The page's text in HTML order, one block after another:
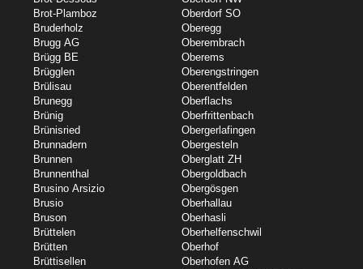
Brot-Plamboz
Bruderholz
Brugg AG
Brügg BE
Brügglen
Brülisau
Brunegg
Brünig
Brünisried
Brunnadern
Brunnen
Brunnenthal
Brusino Arsizio
Brusio
Bruson
Brüttelen
Brütten
Brüttisellen
Oberdorf SO
Oberegg
Oberembrach
Oberems
Oberengstringen
Oberentfelden
Oberflachs
Oberfrittenbach
Obergerlafingen
Obergesteln
Oberglatt ZH
Obergoldbach
Obergösgen
Oberhallau
Oberhasli
Oberhelfenschwil
Oberhof
Oberhofen AG